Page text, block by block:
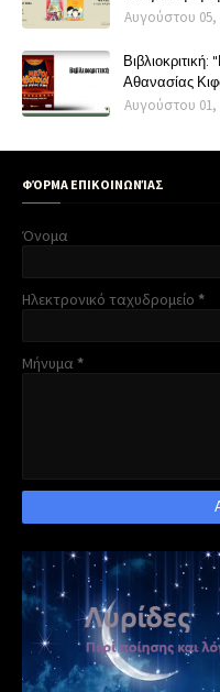
Αυγούστου 05,
Αθανασίας
Αυγούστου 01,
ΦΌΡΜΑ ΕΠΙΚΟΙΝΩΝΊΑΣ
Όνομα
Ηλεκτρονικό ταχυδρομείο *
Μήνυμα *